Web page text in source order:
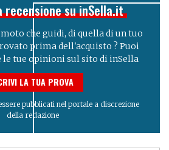
recensione su inSella.it
che guidi, di quella di un tuo
prima dell'acquisto ? Puoi
le tue opinioni sul sito di inSella
LA TUA PROVA
pubblicati nel portale a discrezione
della redazione